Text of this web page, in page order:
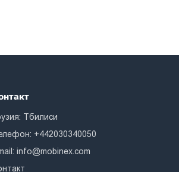
Тбилиси
+442030340050
info@mobinex.com